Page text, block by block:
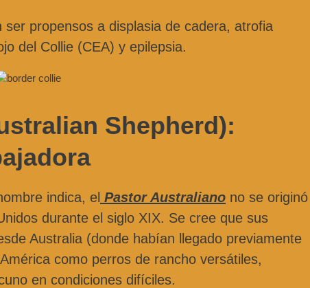
propensos a displasia de cadera, atrofia
del Collie (CEA) y epilepsia.
Shepherd):
indica, el Pastor Australiano no se originó
durante el siglo XIX. Se cree que sus
Australia (donde habían llegado previamente
como perros de rancho versátiles,
en condiciones difíciles.